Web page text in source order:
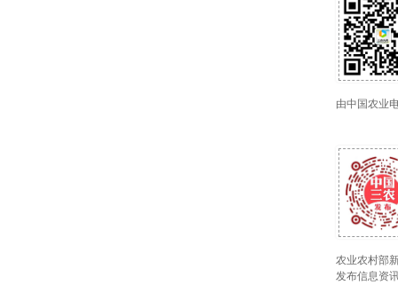
由中国农业
农业农村部
发布信息资